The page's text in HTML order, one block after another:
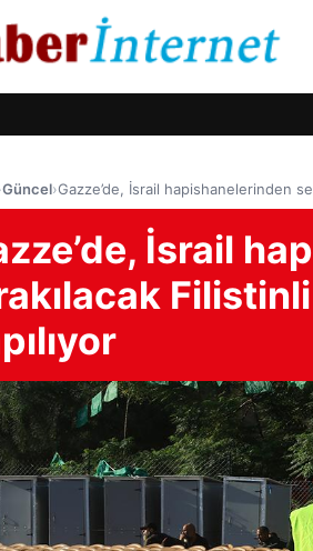
Güncel›Gazze’de, İsrail hapishanelerinden
İsrail